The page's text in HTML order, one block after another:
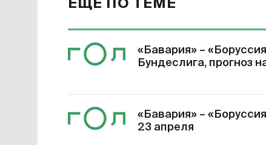
ЕЩЕ ПО ТЕМЕ
«Бавария» –
Бундеслига, прогноз
«Бавария» –
23 апреля